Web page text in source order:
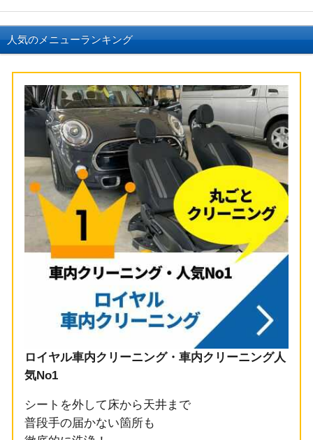
人気のメニューランキング
ロイヤル車内クリーニング・車内クリーニング人
気No1
シートを外して床から天井まで
普段手の届かない箇所も